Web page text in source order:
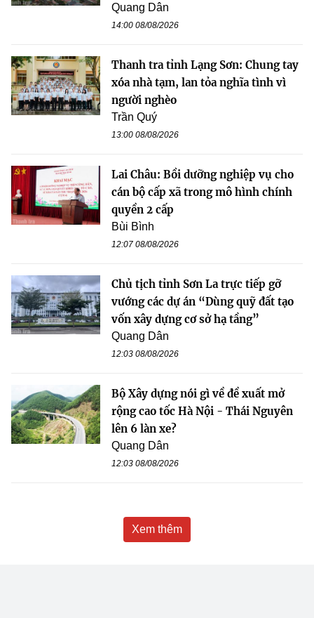
Quang Dân
14:00 08/08/2026
Thanh tra tỉnh Lạng Sơn: Chung tay
xóa nhà tạm, lan tỏa nghĩa tình vì
người nghèo
Trần Quý
13:00 08/08/2026
Lai Châu: Bồi dưỡng nghiệp vụ cho
cán bộ cấp xã trong mô hình chính
quyền 2 cấp
Bùi Bình
12:07 08/08/2026
Chủ tịch tỉnh Sơn La trực tiếp gỡ
vướng các dự án “Dùng quỹ đất tạo
vốn xây dựng cơ sở hạ tầng”
Quang Dân
12:03 08/08/2026
Bộ Xây dựng nói gì về đề xuất mở
rộng cao tốc Hà Nội - Thái Nguyên
lên 6 làn xe?
Quang Dân
12:03 08/08/2026
Xem thêm